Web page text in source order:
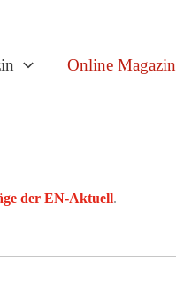
Online Magazin
der EN-Aktuell.